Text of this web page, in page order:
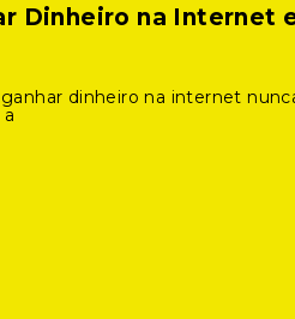
Dinheiro na Internet
ganhar dinheiro na internet